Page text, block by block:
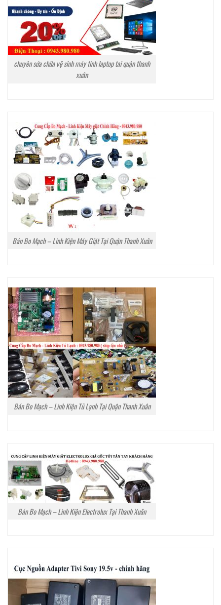
chuyên sửa chữa vệ sinh máy tính laptop tai quận thanh
xuân
Bán Bo Mạch – Linh Kiện Máy Giặt Tại Quận Thanh Xuân
Bán Bo Mạch – Linh Kiện Tủ Lạnh Tại Quận Thanh Xuân
Bán Bo Mạch – Linh Kiện Electrolux Tại Thanh Xuân